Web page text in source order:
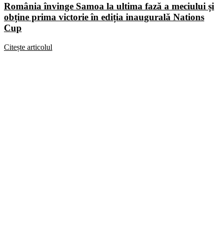
România învinge Samoa la ultima fază a meciului și
obține prima victorie în ediția inaugurală Nations
Cup
Citește articolul